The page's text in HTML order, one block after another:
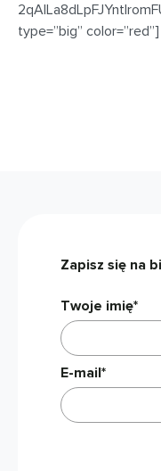
type=”big”
Zapisz się na
Twoje imię*
E-mail*